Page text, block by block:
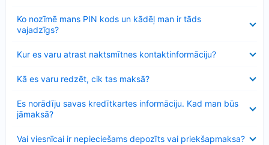
Ko nozīmē mans PIN kods un kādēļ man ir tāds
vajadzīgs?
Kur es varu atrast naktsmītnes kontaktinformāciju?
Kā es varu redzēt, cik tas maksā?
Es norādīju savas kredītkartes informāciju. Kad man būs
jāmaksā?
Vai viesnīcai ir nepieciešams depozīts vai priekšapmaksa?